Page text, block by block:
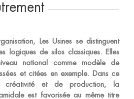
Les Usines se distinguent
logiques de silos classiques. Elles
national comme modèle de
et citées en exemple. Dans ce
créativité et de production, la
est favorisée au même titre